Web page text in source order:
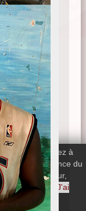
nous autorisez à
l'audience du
votre navigateur,
savoir plus
J'ai